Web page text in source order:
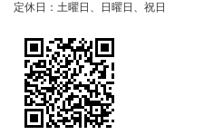
定休日：土曜日、日曜日、祝日